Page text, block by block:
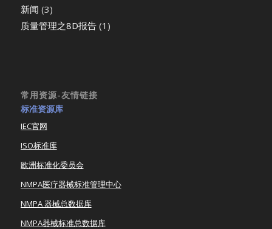
新闻 (3)
质量管理之8D报告(1)
常用资源-友情链接
标准资源库
IEC官网
ISO标准库
欧洲标准化委员会
NMPA医疗器械标准管理中心
NMPA 器械总数据库
NMPA器械标准总数据库